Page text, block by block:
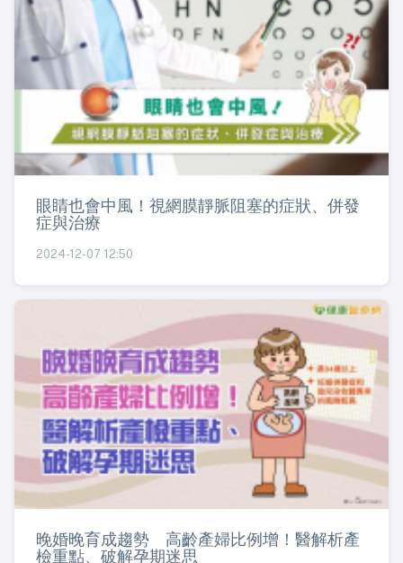
眼睛也會中風！視網膜靜脈阻塞的症狀、併發
症與治療
2024-12-07 12:50
晚婚晚育成趨勢 高齡產婦比例增！醫解析產
檢重點、破解孕期迷思